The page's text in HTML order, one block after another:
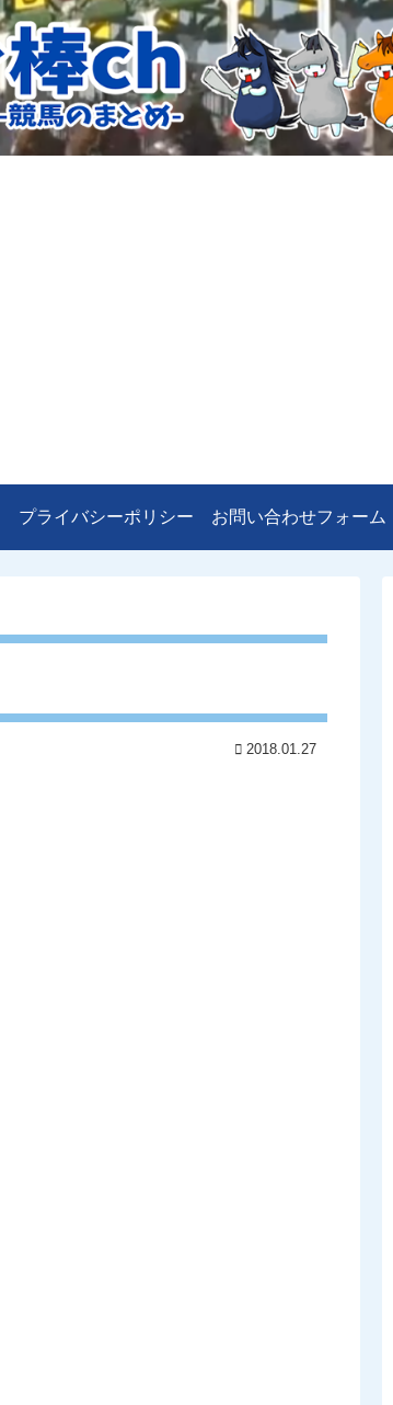
プライバシーポリシー お問い合わせフォーム
2018.01.27